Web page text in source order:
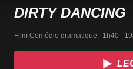
DIRTY DANCING
Film Comédie dramatique   1h40